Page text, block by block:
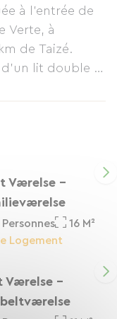
til at skabe
Vores
ferie i
føler dig
à l'entrée de
Verte, à
de Taizé.
lit double et
minutes à
Værelse -
Personnes
16 M²
Logement
Værelse -